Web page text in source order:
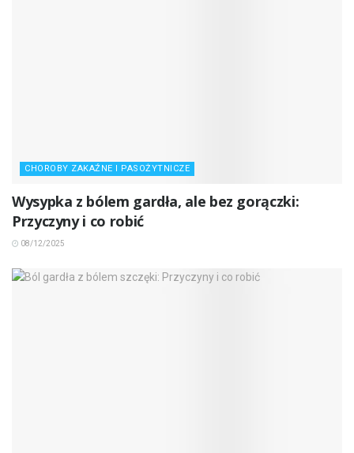
CHOROBY ZAKAŹNE I PASOŻYTNICZE
Wysypka z bólem gardła, ale bez gorączki:
Przyczyny i co robić
08/12/2025